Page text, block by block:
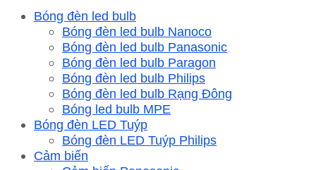
46,840₫.là:
35,130₫.
Bóng đèn led bulb
Bóng đèn led bulb Nanoco
Bóng đèn led bulb Panasonic
Bóng đèn led bulb Paragon
Bóng đèn led bulb Philips
Bóng đèn led bulb Rạng Đông
Bóng led bulb MPE
Bóng đèn LED Tuýp
Bóng đèn LED Tuýp Philips
Cảm biến